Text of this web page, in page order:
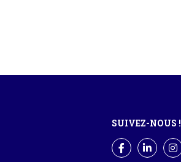
SUIVEZ-NOUS !